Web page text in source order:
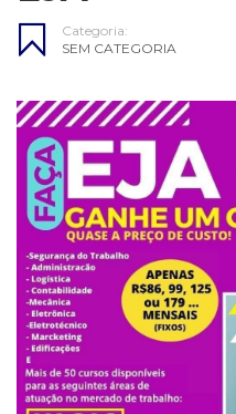
Categoria:
SEM CATEGORIA